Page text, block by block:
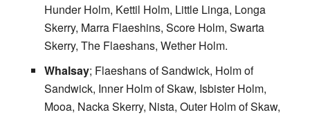
Hunder Holm, Kettil Holm, Little Linga, Longa
Skerry, Marra Flaeshins, Score Holm, Swarta
Skerry, The Flaeshans, Wether Holm.
Whalsay; Flaeshans of Sandwick, Holm of
Sandwick, Inner Holm of Skaw, Isbister Holm,
Mooa, Nacka Skerry, Nista, Outer Holm of Skaw,